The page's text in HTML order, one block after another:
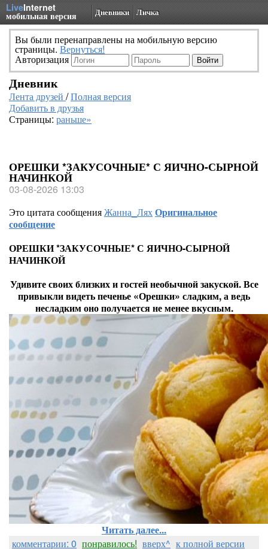
LiveInternet
мобильная версия Дневники Личка
Вы были перенаправлены на мобильную версию
страницы. Вернуться!
Авторизация
Дневник
Лента друзей /Полная версия
Добавить в друзья
Страницы: раньше»
ОРЕШКИ *ЗАКУСОЧНЫЕ* С ЯИЧНО-СЫРНОЙ
НАЧИНКОЙ
03-08-2026 13:03
Это цитата сообщенияЖанна_ЛяхОригинальное
сообщение
ОРЕШКИ *ЗАКУСОЧНЫЕ* С ЯИЧНО-СЫРНОЙ
НАЧИНКОЙ
Удивите своих близких и гостей необычной закуской. Все
привыкли видеть печенье «Орешки» сладким, а ведь
несладким оно получается не менее вкусным.
Читать далее...
комментарии: 0 понравилось! вверх^ к полной версии